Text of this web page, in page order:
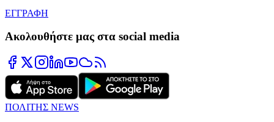
ΕΓΓΡΑΦΗ
Ακολουθήστε μας στα social media
ΠΟΛΙΤΗΣ NEWS